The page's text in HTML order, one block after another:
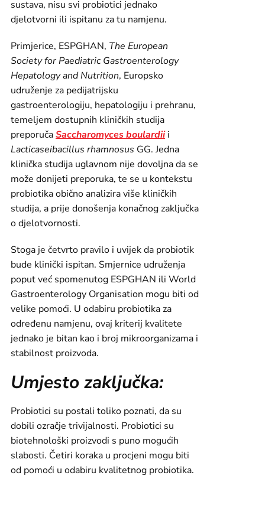
sustava, nisu svi probiotici jednako
djelotvorni ili ispitanu za tu namjenu.
Primjerice, ESPGHAN, The European
Society for Paediatric Gastroenterology
Hepatology and Nutrition, Europsko
udruženje za pedijatrijsku
gastroenterologiju, hepatologiju i prehranu,
temeljem dostupnih kliničkih studija
preporučaSaccharomyces boulardiii
Lacticaseibacillus rhamnosus GG. Jedna
klinička studija uglavnom nije dovoljna da se
može donijeti preporuka, te se u kontekstu
probiotika obično analizira više kliničkih
studija, a prije donošenja konačnog zaključka
o djelotvornosti.
Stoga je četvrto pravilo i uvijek da probiotik
bude klinički ispitan. Smjernice udruženja
poput već spomenutog ESPGHAN ili World
Gastroenterology Organisation mogu biti od
velike pomoći. U odabiru probiotika za
određenu namjenu, ovaj kriterij kvalitete
jednako je bitan kao i broj mikroorganizama i
stabilnost proizvoda.
Umjesto zaključka:
Probiotici su postali toliko poznati, da su
dobili ozračje trivijalnosti. Probiotici su
biotehnološki proizvodi s puno mogućih
slabosti. Četiri koraka u procjeni mogu biti
od pomoći u odabiru kvalitetnog probiotika.